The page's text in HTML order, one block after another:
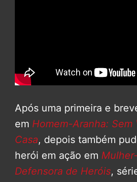
Após uma primeira e
em Homem-Aranha: Sem
Casa, depois também
herói em ação em
Defensora de Heróis,